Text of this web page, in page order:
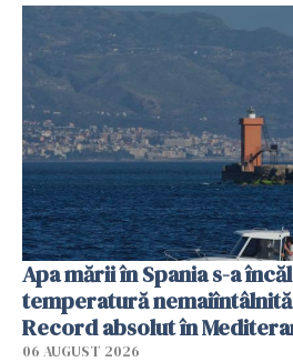
Apa mării în Spania s-a
temperatură
Record absolut în
06 AUGUST 2026